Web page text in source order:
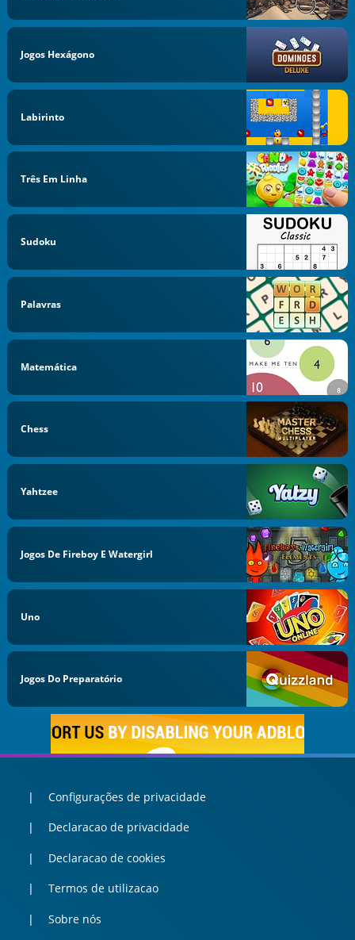
Jogos Hexágono
Labirinto
Três Em Linha
Sudoku
Palavras
Matemática
Chess
Yahtzee
Jogos De Fireboy E Watergirl
Uno
Jogos Do Preparatório
Configurações de privacidade
Declaracao de privacidade
Declaracao de cookies
Termos de utilizacao
Sobre nós